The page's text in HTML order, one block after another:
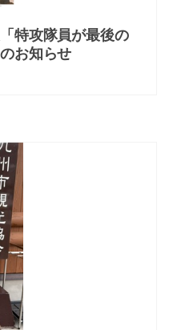
特攻隊員が最後の
お知らせ